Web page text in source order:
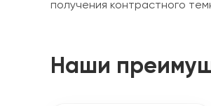
получения контрастного
Наши